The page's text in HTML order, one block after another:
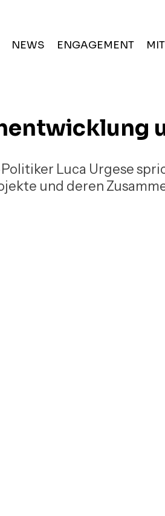
NEWS ENGAGEMENT
Luca Urgese
und deren